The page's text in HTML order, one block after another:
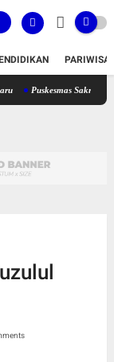
Puskesmas Sakra Timur